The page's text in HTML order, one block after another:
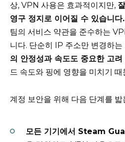
상, VPN 사용은 효과적이지만,
영구 정지로 이어질 수 있습니다.
팀의 서비스 약관을 준수하는
니다. 단순히 IP 주소만 변경하는
의 안정성과 속도도 중요한 고려
드 속도와 핑에 영향을 미치기 때
계정 보안을 위해 다음 단계를 밟
모든 기기에서 Steam